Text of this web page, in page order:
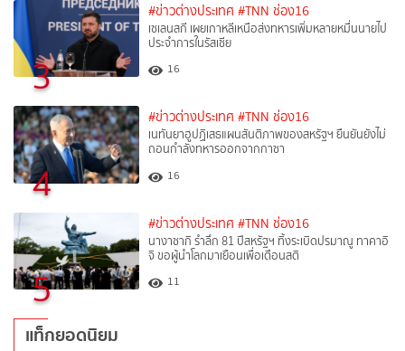
3
#ข่าวต่างประเทศ #TNN ช่อง16
เซเลนสกี เผยเกาหลีเหนือส่งทหารเพิ่มหลายหมื่นนายไป
ประจำการในรัสเซีย
16
4
#ข่าวต่างประเทศ #TNN ช่อง16
เนทันยาฮูปฏิเสธแผนสันติภาพของสหรัฐฯ ยืนยันยังไม่
ถอนกำลังทหารออกจากกาซา
16
5
#ข่าวต่างประเทศ #TNN ช่อง16
นางาซากิ รำลึก 81 ปีสหรัฐฯ ทิ้งระเบิดปรมาณู ทาคาอิ
จิ ขอผู้นำโลกมาเยือนเพื่อเตือนสติ
11
แท็กยอดนิยม